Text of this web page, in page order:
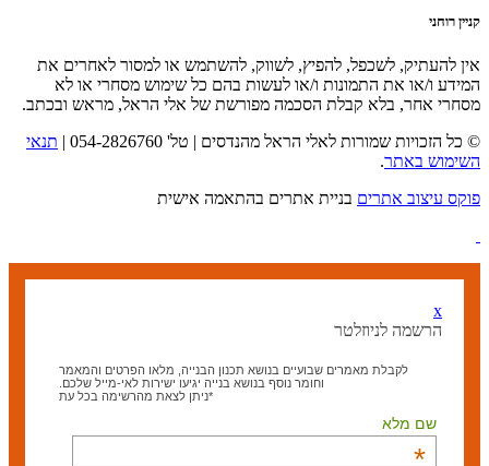
קניין רוחני
אין להעתיק, לשכפל, להפיץ, לשווק, להשתמש או למסור לאחרים את
המידע ו/או את התמונות ו/או לעשות בהם כל שימוש מסחרי או לא
מסחרי אחר, בלא קבלת הסכמה מפורשת של אלי הראל, מראש ובכתב.
© כל הזכויות שמורות לאלי הראל מהנדסים | טל' 054-2826760 |
תנאי
השימוש באתר.
פוקס עיצוב אתרים בניית אתרים בהתאמה אישית
x
הרשמה לניוזלטר
לקבלת מאמרים שבועיים בנושא תכנון הבנייה, מלאו הפרטים והמאמר
וחומר נוסף בנושא בנייה יגיעו ישירות לאי-מייל שלכם.
*ניתן לצאת מהרשימה בכל עת
שם מלא
*